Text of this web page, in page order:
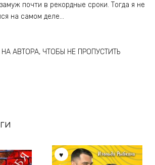
почти в рекордные сроки. Тогда я не
на самом деле…
АВТОРА, ЧТОБЫ НЕ ПРОПУСТИТЬ